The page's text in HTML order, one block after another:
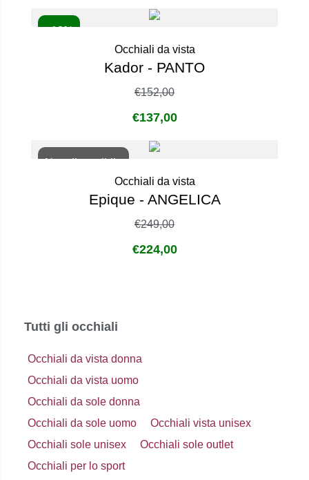
- 10%
Occhiali da vista
Kador - PANTO
€152,00
€137,00
Non disponibile
Occhiali da vista
Epique - ANGELICA
€249,00
€224,00
Tutti gli occhiali
Occhiali da vista donna
Occhiali da vista uomo
Occhiali da sole donna
Occhiali da sole uomo
Occhiali vista unisex
Occhiali sole unisex
Occhiali sole outlet
Occhiali per lo sport